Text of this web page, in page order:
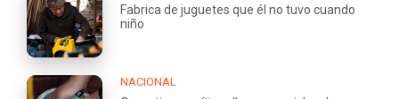
Fabrica de juguetes que él no tuvo cuando
niño
NACIONAL